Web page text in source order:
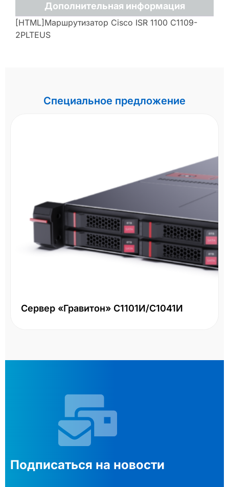
Дополнительная информация
[HTML]Маршрутизатор Cisco ISR 1100 C1109-
2PLTEUS
Специальное предложение
Сервер «Гравитон» С1101И/С1041И
Подписаться на новости